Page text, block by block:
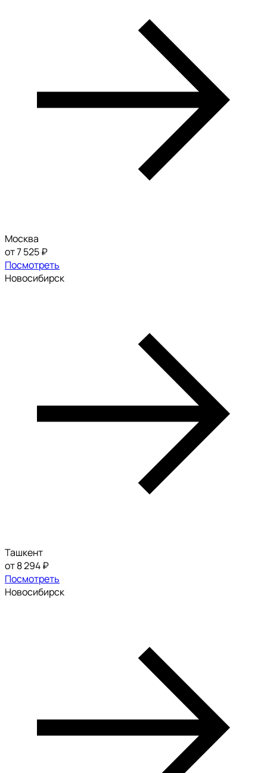
Москва
от 7 525 ₽
Посмотреть
Новосибирск
Ташкент
от 8 294 ₽
Посмотреть
Новосибирск